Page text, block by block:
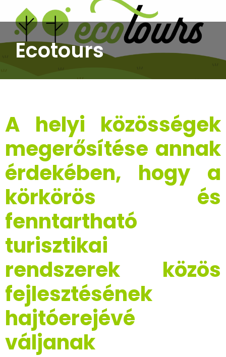
Ecotours
A helyi közösségek
megerősítése annak
érdekében, hogy a
körkörös és
fenntartható
turisztikai
rendszerek közös
fejlesztésének
hajtóerejévé
váljanak